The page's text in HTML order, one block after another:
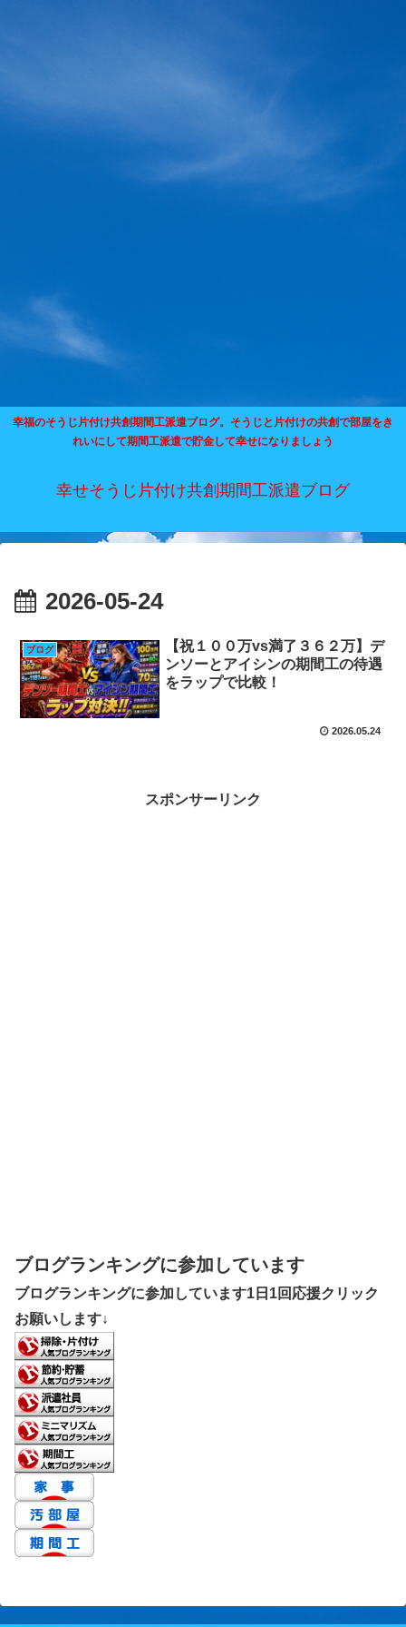
幸福のそうじ片付け共創期間工派遣ブログ。そうじと片付けの共創で部屋をき
れいにして期間工派遣で貯金して幸せになりましょう
幸せそうじ片付け共創期間工派遣ブログ
2026-05-24
ブログ
【祝１００万vs満了３６２万】デ
ンソーとアイシンの期間工の待遇
をラップで比較！
2026.05.24
スポンサーリンク
ブログランキングに参加しています
ブログランキングに参加しています1日1回応援クリック
お願いします↓